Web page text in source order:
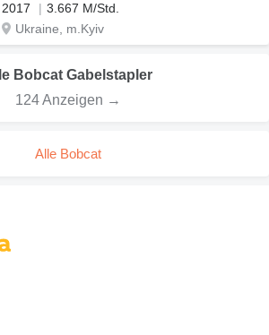
2017
3.667 M/Std.
Ukraine, m.Kyiv
Bobcat Gabelstapler
124 Anzeigen →
Alle Bobcat